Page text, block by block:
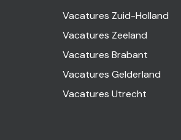
Vacatures Zuid-Holland
Vacatures Zeeland
Vacatures Brabant
Vacatures Gelderland
Vacatures Utrecht